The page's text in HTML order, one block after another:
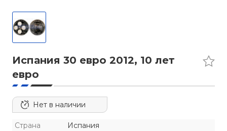
Испания 30 евро 2012, 10 лет
евро
Нет в наличии
Страна
Испания